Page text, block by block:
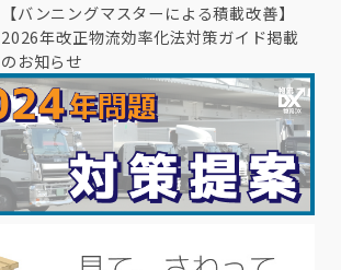
【バンニングマスターによる積載改善】
2026年改正物流効率化法対策ガイド掲載
のお知らせ